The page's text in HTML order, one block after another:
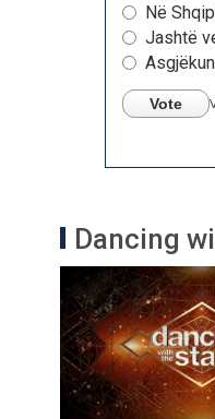
Në
Jashtë
Vote
Dancing